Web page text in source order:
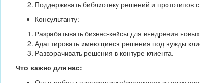
Поддерживать библиотеку решений и прототипов
Консультанту:
Разрабатывать бизнес-кейсы для внедрения
Адаптировать имеющиеся решения под нужды
Разворачивать решения в контуре клиента.
Что важно для нас: